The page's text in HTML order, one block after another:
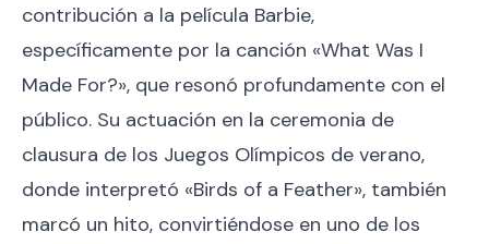
contribución a la película Barbie,
específicamente por la canción «What Was I
Made For?», que resonó profundamente con el
público. Su actuación en la ceremonia de
clausura de los Juegos Olímpicos de verano,
donde interpretó «Birds of a Feather», también
marcó un hito, convirtiéndose en uno de los